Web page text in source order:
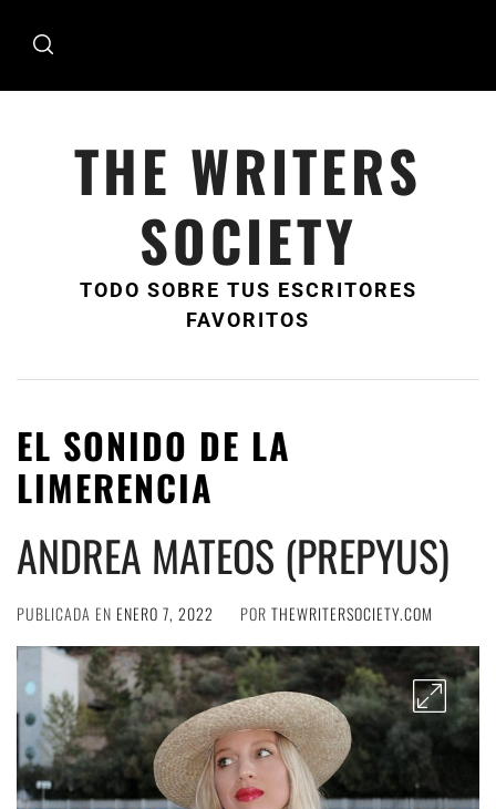
THE WRITERS
SOCIETY
TODO SOBRE TUS ESCRITORES
FAVORITOS
EL SONIDO DE LA
LIMERENCIA
ANDREA MATEOS (PREPYUS)
PUBLICADA EN ENERO 7, 2022 POR THEWRITERSOCIETY.COM